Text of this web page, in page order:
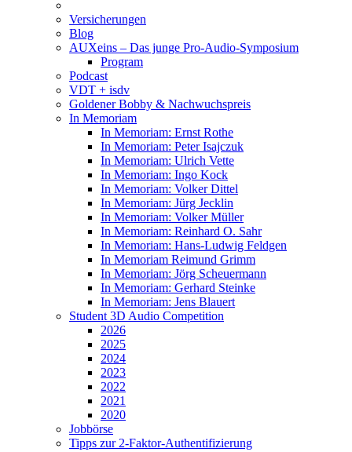
Versicherungen
Blog
AUXeins – Das junge Pro-Audio-Symposium
Program
Podcast
VDT + isdv
Goldener Bobby & Nachwuchspreis
In Memoriam
In Memoriam: Ernst Rothe
In Memoriam: Peter Isajczuk
In Memoriam: Ulrich Vette
In Memoriam: Ingo Kock
In Memoriam: Volker Dittel
In Memoriam: Jürg Jecklin
In Memoriam: Volker Müller
In Memoriam: Reinhard O. Sahr
In Memoriam: Hans-Ludwig Feldgen
In Memoriam Reimund Grimm
In Memoriam: Jörg Scheuermann
In Memoriam: Gerhard Steinke
In Memoriam: Jens Blauert
Student 3D Audio Competition
2026
2025
2024
2023
2022
2021
2020
Jobbörse
Tipps zur 2-Faktor-Authentifizierung